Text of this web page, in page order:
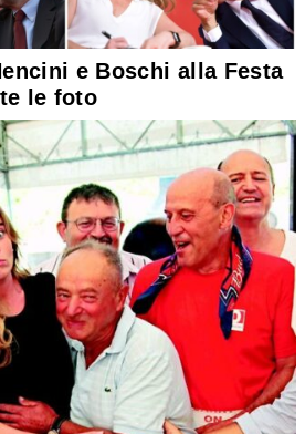
e Boschi alla Festa
le foto